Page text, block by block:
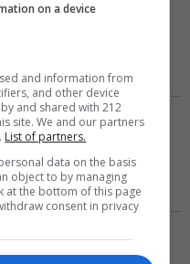
η TV παίζει σε…
πορτοφόλι: 8 δωρεάν
on a device
and information from
and other device
and shared with 212
site. We and our partners
List of partners.
data on the basis
object to by managing
at the bottom of this page
consent in privacy